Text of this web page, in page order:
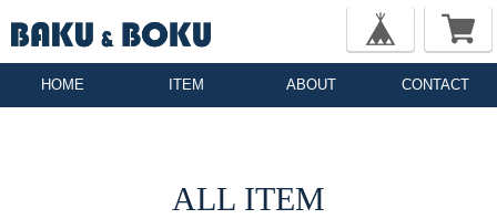
HOME ITEM ABOUT CONTACT
ALL ITEM